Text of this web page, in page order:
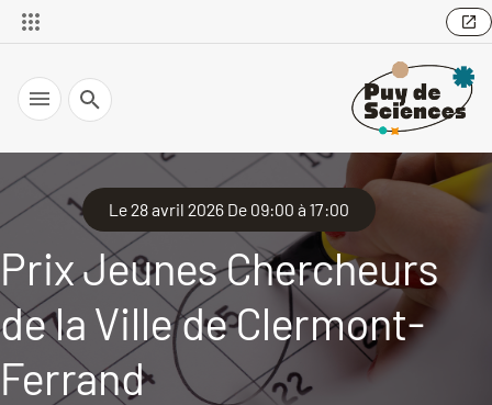
Recherche
Le 28 avril 2026 De 09:00 à 17:00
Prix Jeunes Chercheurs
de la Ville de Clermont-
Ferrand